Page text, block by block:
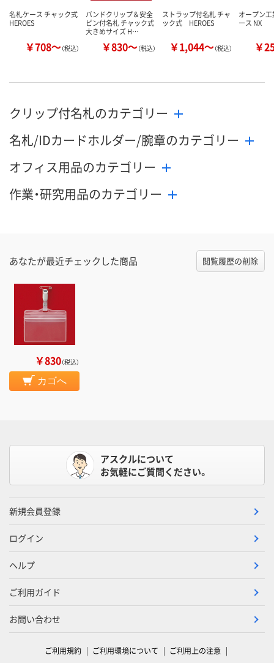
名札ケース チャック式
HEROES
￥708～（税込）
バンドクリップ＆安全
ピン付名札 チャック式
大きめサイズ H…
￥830～（税込）
ストラップ付名札 チャ
ック式 HEROES
￥1,044～（税込）
オープン
ース NX
￥
クリップ付名札のカテゴリー
名札/IDカードホルダー/腕章のカテゴリー
オフィス用品のカテゴリー
作業・研究用品のカテゴリー
あなたが最近チェックした商品 閲覧履歴の削除
￥830（税込）
カゴへ
アスクルについて
お気軽にご質問ください。
新規会員登録
ログイン
ヘルプ
ご利用ガイド
お問い合わせ
ご利用規約 ご利用環境について ご利用上の注意